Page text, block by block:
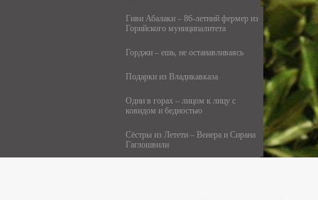
Гиви Абалаки – 86-летний фермер из
Горийского муниципалитета
Горджи – ешь, не останавливаясь
Подарки из Владикавказа
Одни в горах – лицом к лицу с
ковидом и бедностью
Сёстры из Летети – Венера и Сирана
Гаглошвили